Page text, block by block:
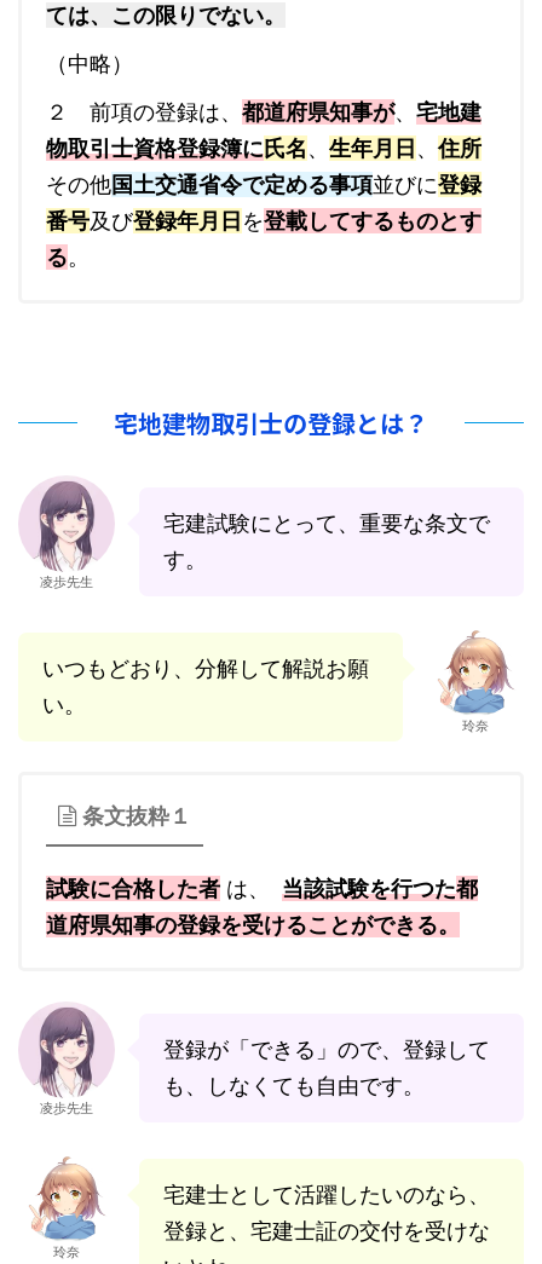
ては、この限りでない。
（中略）
２ 前項の登録は、 都道府県知事が、 宅地建
物取引士資格登録簿に氏名、 生年月日、住所
その他国土交通省令で定める事項並びに登録
番号及び登録年月日を登載してするものとす
る。
宅地建物取引士の登録とは？
凌歩先生
宅建試験にとって、重要な条文で
す。
いつもどおり、分解して解説お願
い。
玲奈
条文抜粋１
試験に合格した者 は、 当該試験を行つた都
道府県知事の登録を受けることができる。
凌歩先生
登録が「できる」ので、登録して
も、しなくても自由です。
玲奈
宅建士として活躍したいのなら、
登録と、宅建士証の交付を受けな